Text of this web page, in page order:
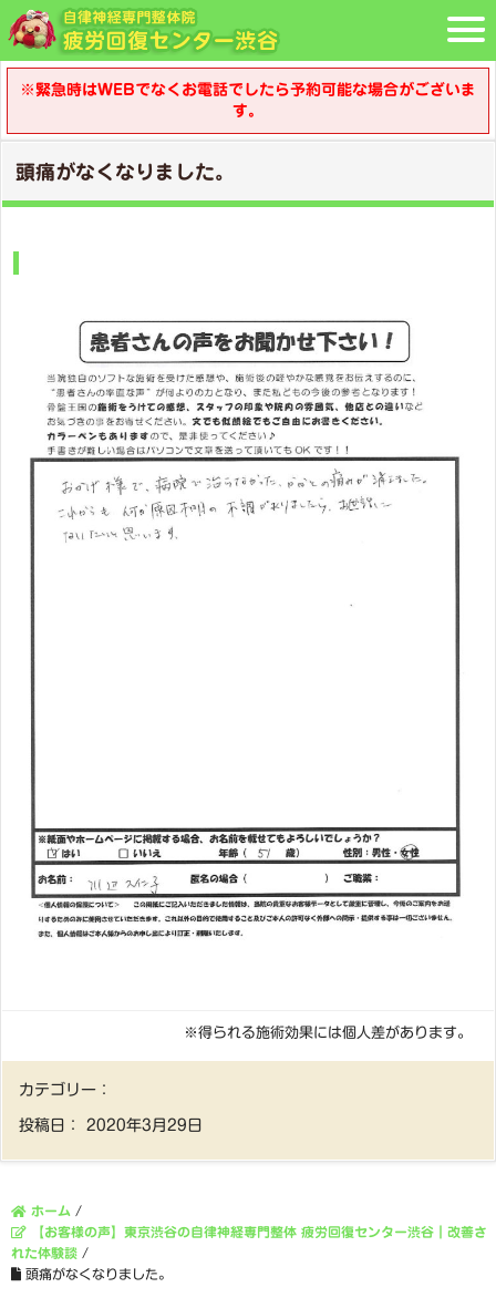
※緊急時はWEBでなくお電話でしたら予約可能な場合がございま
す。
頭痛がなくなりました。
※得られる施術効果には個人差があります。
カテゴリー：
投稿日： 2020年3月29日
ホーム /
【お客様の声】東京渋谷の自律神経専門整体 疲労回復センター渋谷｜改善さ
れた体験談 /
頭痛がなくなりました。